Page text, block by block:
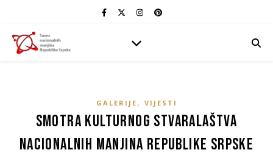
GALERIJE , VIJESTI
Smotra kulturnog stvaralaštva
nacionalnih manjina Republike Srpske